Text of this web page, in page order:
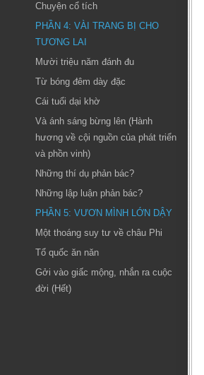
Chuyện cổ tích
PHẦN 4: VÀI TRANG BỊ CHO
TƯƠNG LAI
Mười triệu năm đánh đu
Từ bóng đêm dày đặc
Cái tuổi dại khờ
Và ánh sáng bừng lên (Hành
hương về cội nguồn của phát triển
và phồn vinh)
Những thí dụ phản bác?
Những lập luận phản bác?
PHẦN 5: VƯƠN MÌNH LỚN DẬY
Một thoáng suy tư về châu Phi
Tổ quốc ăn năn
Gởi vào giấc mộng, nhắn ra cuộc
đời (Hết)